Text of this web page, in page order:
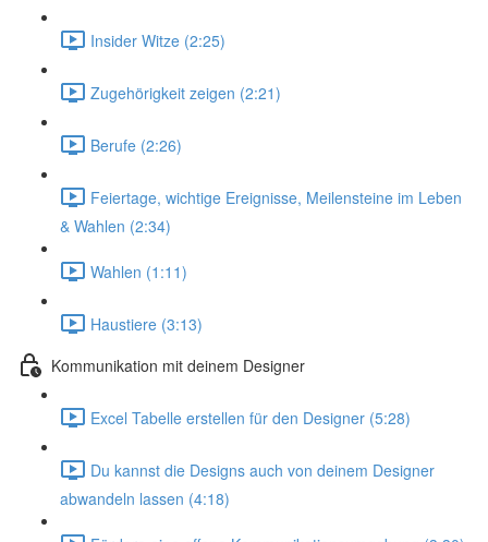
Insider Witze (2:25)
Zugehörigkeit zeigen (2:21)
Berufe (2:26)
Feiertage, wichtige Ereignisse, Meilensteine im Leben
& Wahlen (2:34)
Wahlen (1:11)
Haustiere (3:13)
Kommunikation mit deinem Designer
Excel Tabelle erstellen für den Designer (5:28)
Du kannst die Designs auch von deinem Designer
abwandeln lassen (4:18)